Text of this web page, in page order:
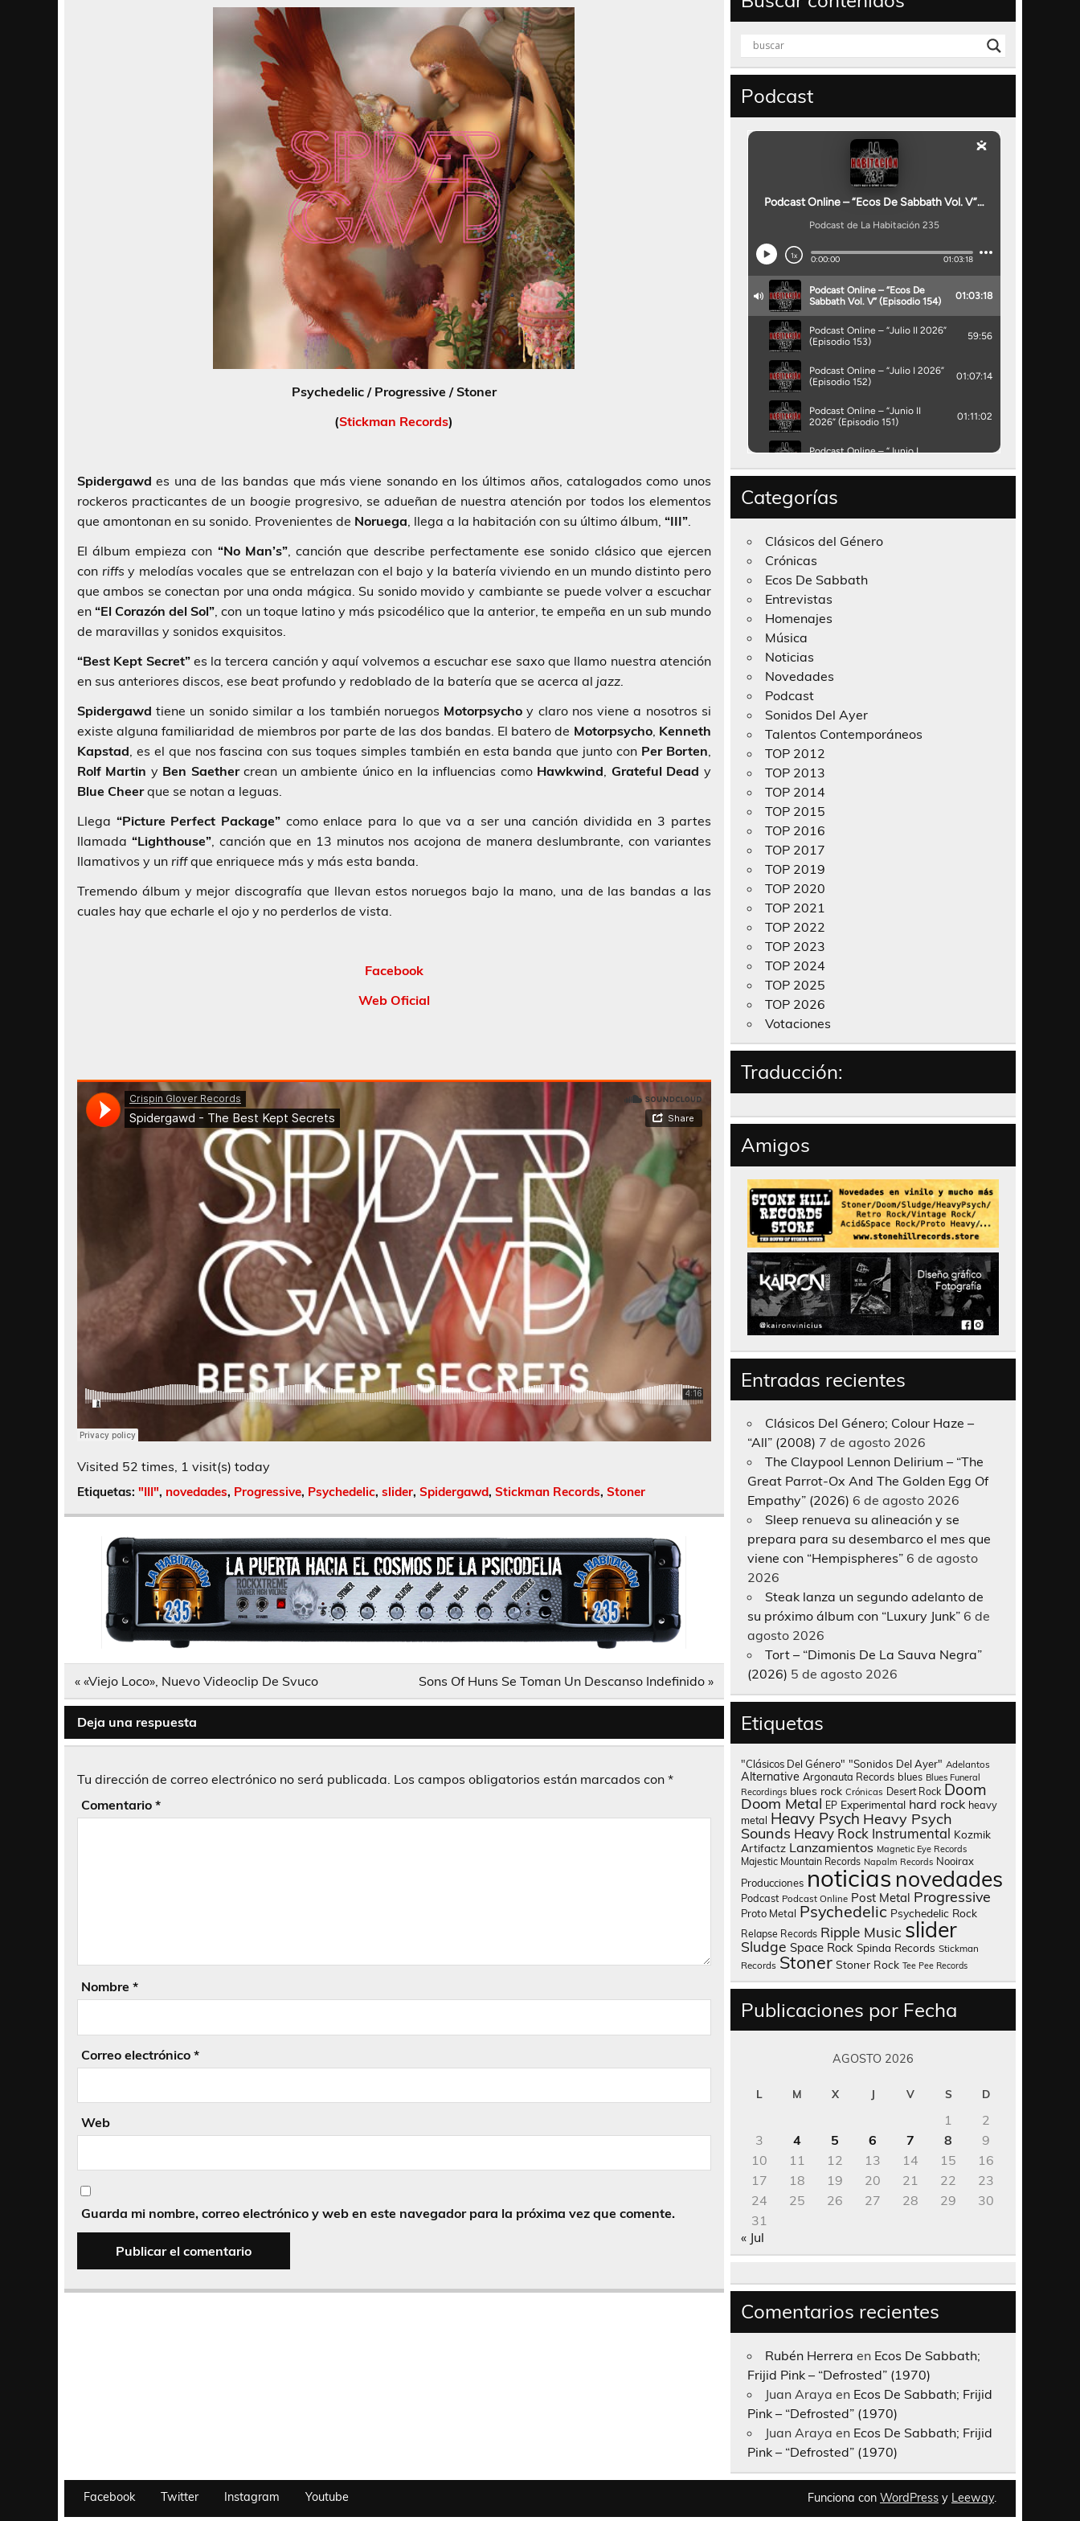
Psychedelic / Progressive / Stoner
(Stickman Records)
Spidergawd es una de las bandas que más viene sonando en los últimos años, catalogados como unos
rockeros practicantes de un boogie progresivo, se adueñan de nuestra atención por todos los elementos
que amontonan en su sonido. Provenientes de Noruega, llega a la habitación con su último álbum, “III”.
El álbum empieza con “No Man’s”, canción que describe perfectamente ese sonido clásico que ejercen
con riffs y melodías vocales que se entrelazan con el bajo y la batería viviendo en un mundo distinto pero
que ambos se conectan por una onda mágica. Su sonido movido y cambiante se puede volver a escuchar
en“El Corazón del Sol”, con un toque latino y más psicodélico que la anterior, te empeña en un sub mundo
de maravillas y sonidos exquisitos.
“Best Kept Secret” es la tercera canción y aquí volvemos a escuchar ese saxo que llamo nuestra atención
en sus anteriores discos, ese beat profundo y redoblado de la batería que se acerca al jazz.
Spidergawd tiene un sonido similar a los también noruegos Motorpsycho y claro nos viene a nosotros si
existe alguna familiaridad de miembros por parte de las dos bandas. El batero de Motorpsycho, Kenneth
Kapstad, es el que nos fascina con sus toques simples también en esta banda que junto con Per Borten,
Rolf Martin y Ben Saethercrean un ambiente único en la influencias como Hawkwind, Grateful Dead y
Blue Cheerque se notan a leguas.
Llega “Picture Perfect Package” como enlace para lo que va a ser una canción dividida en 3 partes
llamada “Lighthouse”, canción que en 13 minutos nos acojona de manera deslumbrante, con variantes
llamativos y un riffque enriquece más y más esta banda.
Tremendo álbum y mejor discografía que llevan estos noruegos bajo la mano, una de las bandas a las
cuales hay que echarle el ojo y no perderlos de vista.
Facebook
Web Oficial
Visited 52 times, 1 visit(s) today
Etiquetas: "III", novedades, Progressive, Psychedelic, slider, Spidergawd, Stickman Records, Stoner
Navegación
entradas
« «Viejo Loco», Nuevo Videoclip De Svuco Sons Of Huns Se Toman Un Descanso Indefinido »
Deja una respuesta
Tu dirección de correo electrónico no será publicada. Los campos obligatorios están marcados con *
Comentario *
Nombre *
Correo electrónico *
Web
Guarda mi nombre, correo electrónico y web en este navegador para la próxima vez que comente.
Podcast
Categorías
Clásicos del Género
Crónicas
Ecos De Sabbath
Entrevistas
Homenajes
Música
Noticias
Novedades
Podcast
Sonidos Del Ayer
Talentos Contemporáneos
TOP 2012
TOP 2013
TOP 2014
TOP 2015
TOP 2016
TOP 2017
TOP 2019
TOP 2020
TOP 2021
TOP 2022
TOP 2023
TOP 2024
TOP 2025
TOP 2026
Votaciones
Traducción:
Amigos
Entradas recientes
Clásicos Del Género; Colour Haze –
“All” (2008) 7 de agosto 2026
The Claypool Lennon Delirium – “The
Great Parrot-Ox And The Golden Egg Of
Empathy” (2026) 6 de agosto 2026
Sleep renueva su alineación y se
prepara para su desembarco el mes que
viene con “Hempispheres” 6 de agosto
2026
Steak lanza un segundo adelanto de
su próximo álbum con “Luxury Junk” 6 de
agosto 2026
Tort – “Dimonis De La Sauva Negra”
(2026) 5 de agosto 2026
Etiquetas
"Clásicos Del Género" "Sonidos Del Ayer" Adelantos
Alternative Argonauta Records blues Blues Funeral
Recordings blues rock Crónicas Desert Rock Doom
Doom Metal EP Experimental hard rock heavy
metal Heavy Psych Heavy Psych
Sounds Heavy Rock Instrumental Kozmik
Artifactz Lanzamientos Magnetic Eye Records
Majestic Mountain Records Napalm Records Nooirax
Producciones noticias novedades
Podcast Podcast Online Post Metal Progressive
Proto Metal Psychedelic Psychedelic Rock
Relapse Records Ripple Music slider
Sludge Space Rock Spinda Records Stickman
Records Stoner Stoner Rock Tee Pee Records
Publicaciones por Fecha
AGOSTO 2026
L M X J V S D
1
2
3
4 5 6 7 8
9
10
11 12 13 14 15
16
17
18 19 20 21 22
23
24
25 26 27 28 29
30
31
« Jul
Comentarios recientes
Rubén Herrera en Ecos De Sabbath;
Frijid Pink – “Defrosted” (1970)
Juan Araya en Ecos De Sabbath; Frijid
Pink – “Defrosted” (1970)
Juan Araya en Ecos De Sabbath; Frijid
Pink – “Defrosted” (1970)
Facebook Twitter Instagram Youtube Funciona con WordPress y Leeway.